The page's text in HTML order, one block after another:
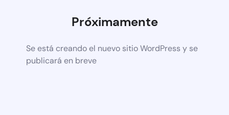
Próximamente
Se está creando el nuevo sitio WordPress y se
publicará en breve